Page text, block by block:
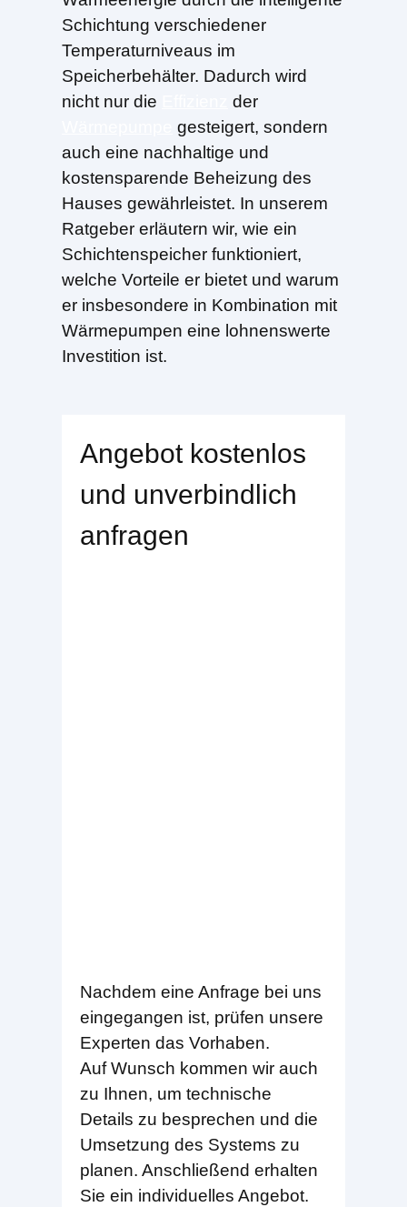
Schichtung verschiedener
Temperaturniveaus im
Speicherbehälter. Dadurch wird
nicht nur die
der
gesteigert, sondern
auch eine nachhaltige und
kostensparende Beheizung des
Hauses gewährleistet. In unserem
Ratgeber erläutern wir, wie ein
Schichtenspeicher funktioniert,
welche Vorteile er bietet und warum
er insbesondere in Kombination mit
Wärmepumpen eine lohnenswerte
Investition ist.
Angebot kostenlos
und unverbindlich
anfragen
Nachdem eine Anfrage bei uns
eingegangen ist, prüfen unsere
Experten das Vorhaben.
Auf Wunsch kommen wir auch
zu Ihnen, um technische
Details zu besprechen und die
Umsetzung des Systems zu
planen. Anschließend erhalten
Sie ein individuelles Angebot.